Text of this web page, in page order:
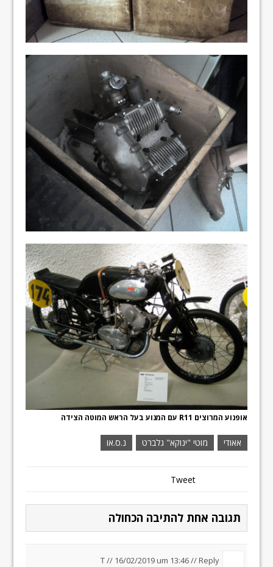
אופנוע המרוצים R11 עם המנוע בעל הראש המוטה הצידה
אאודי מוטי "ינוקא" גלברט נ.ס.או
Tweet
תגובה אחת להתיבה הכחולה
T // 16/02/2019 um 13:46//Reply